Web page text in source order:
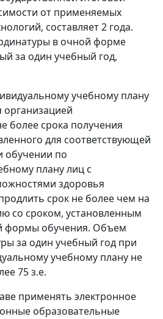
от применяемых
составляет 2 года.
в очной форме
за один учебный год,
учебному плану
организацией
более срока получения
для соответствующей
обучении по
плану лиц с
здоровья
срок не более чем на
со сроком, установленным
формы обучения. Объем
за один учебный год при
учебному плану не
75 з.е.
применять электронное
образовательные